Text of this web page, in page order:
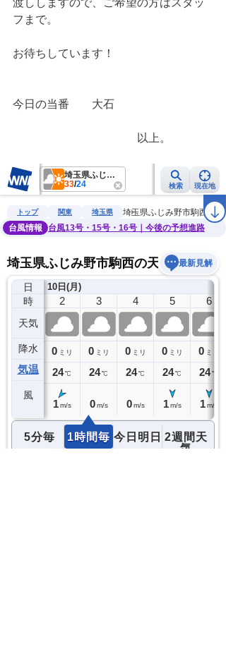
フまで。
お待ちしています！
今日の当番　　大石
以上。